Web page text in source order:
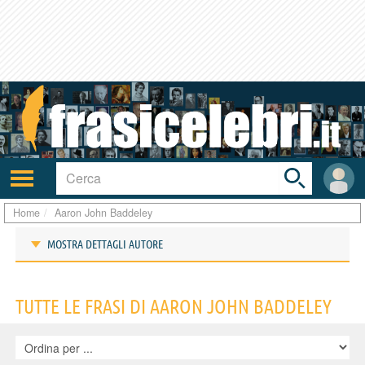
Attiva/disattiva
navigazione
User
area
Toggle
search
bar
Home Aaron John Baddeley
MOSTRA DETTAGLI AUTORE
TUTTE LE FRASI DI AARON JOHN BADDELEY